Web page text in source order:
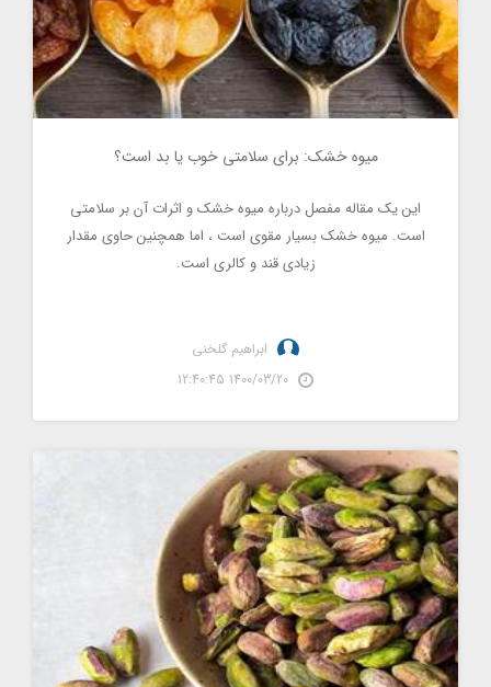
میوه خشک: برای سلامتی خوب یا بد است؟
این یک مقاله مفصل درباره میوه خشک و اثرات آن بر سلامتی
است. میوه خشک بسیار مقوی است ، اما همچنین حاوی مقدار
زیادی قند و کالری است.
ابراهیم گلخنی
1400/03/20 12:40:45